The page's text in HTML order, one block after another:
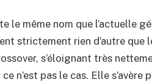
le même nom que l’actuelle
strictement rien d’autre que
s’éloignant très
n’est pas le cas. Elle